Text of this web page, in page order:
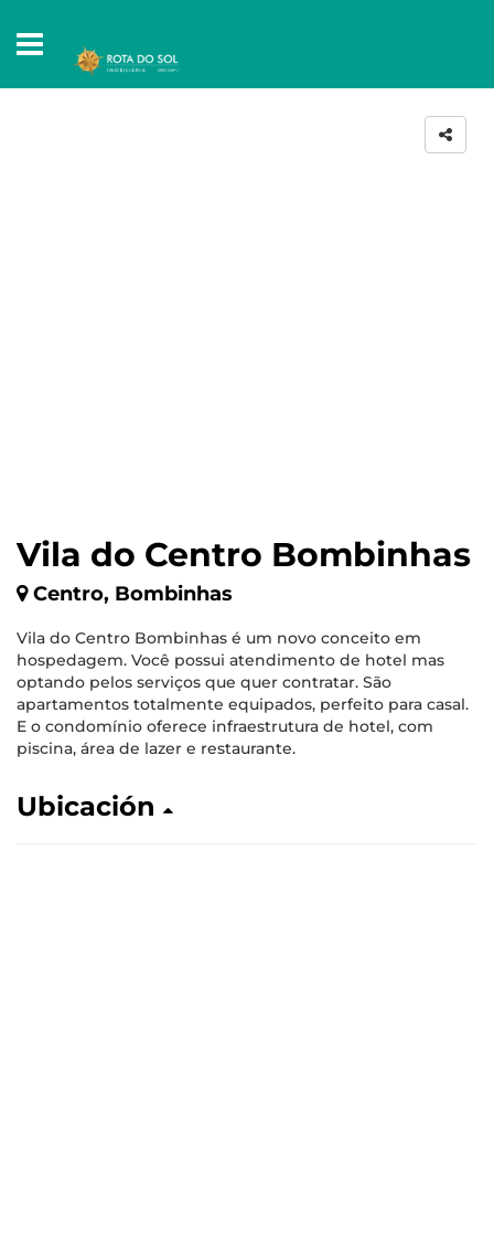
Vila do Centro Bombinhas
Centro, Bombinhas
Vila do Centro Bombinhas é um novo conceito em
hospedagem. Você possui atendimento de hotel mas
optando pelos serviços que quer contratar. São
apartamentos totalmente equipados, perfeito para casal.
E o condomínio oferece infraestrutura de hotel, com
piscina, área de lazer e restaurante.
Ubicación